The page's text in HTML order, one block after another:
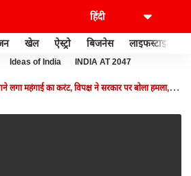
खेल ऐस्ट्रो बिजनेस लाइफस्टाइल
Ideas of India INDIA AT 2047
लगा महंगाई का करंट, विपक्ष ने सरकार पर बोला हमला,